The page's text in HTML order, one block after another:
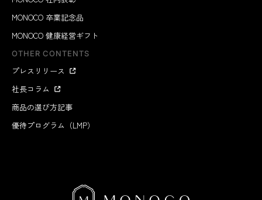
MONOCO 卒業記念品
MONOCO 健康経営ギフト
OTHER CONTENTS
プレスリリース
社長コラム
商品の選び方記事
優待プログラム（LMP）